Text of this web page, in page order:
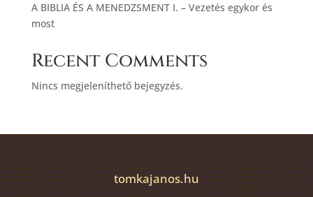
A BIBLIA ÉS A MENEDZSMENT I. – Vezetés egykor és
most
Recent Comments
Nincs megjeleníthető bejegyzés.
tomkajanos.hu